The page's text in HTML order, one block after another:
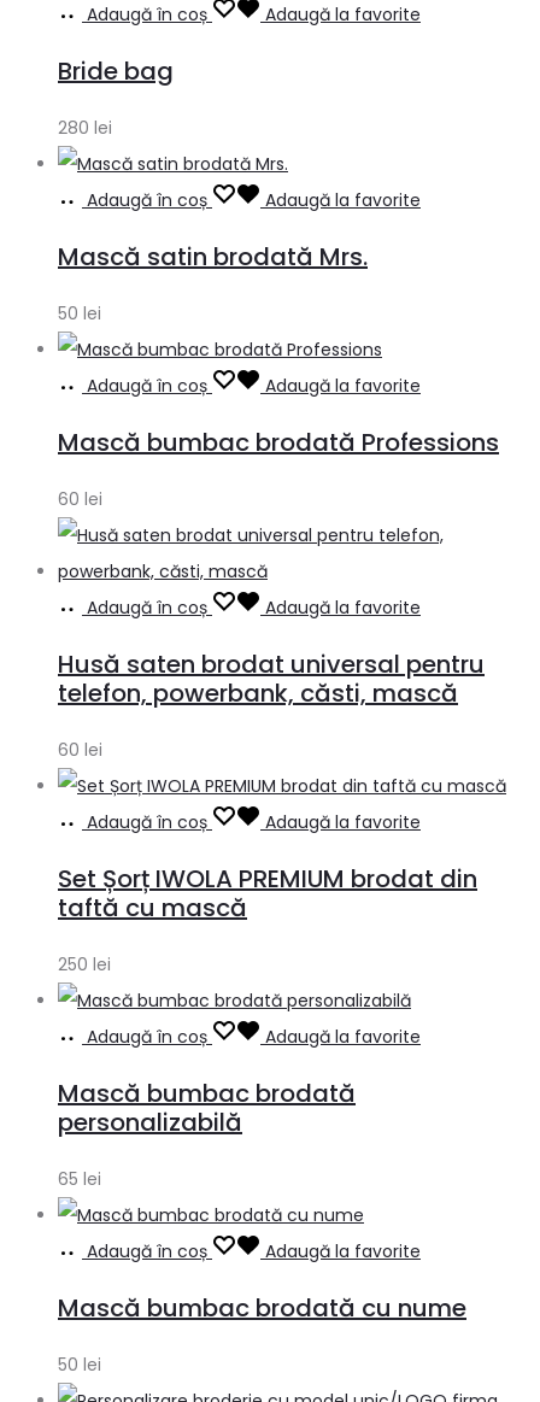
Adaugă în coș Adaugă la favorite
Bride bag
280 lei
Adaugă în coș Adaugă la favorite
Mască satin brodată Mrs.
50 lei
Adaugă în coș Adaugă la favorite
Mască bumbac brodată Professions
60 lei
Adaugă în coș Adaugă la favorite
Husă saten brodat universal pentru
telefon, powerbank, căsti, mască
60 lei
Adaugă în coș Adaugă la favorite
Set Șorț IWOLA PREMIUM brodat din
taftă cu mască
250 lei
Adaugă în coș Adaugă la favorite
Mască bumbac brodată
personalizabilă
65 lei
Adaugă în coș Adaugă la favorite
Mască bumbac brodată cu nume
50 lei